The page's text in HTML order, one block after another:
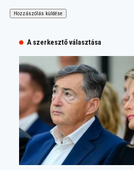
A szerkesztő választása